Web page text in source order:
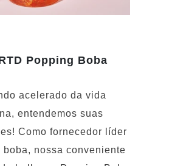
entendemos suas
Como fornecedor líder
boba, nossa conveniente
bolhas e Popping Boba
beber permitem que você